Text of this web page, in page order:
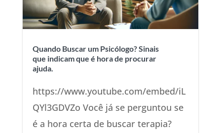
Quando Buscar um Psicólogo? Sinais
que indicam que é hora de procurar
ajuda.
https://www.youtube.com/embed/iL
QYl3GDVZo Você já se perguntou se
é a hora certa de buscar terapia?